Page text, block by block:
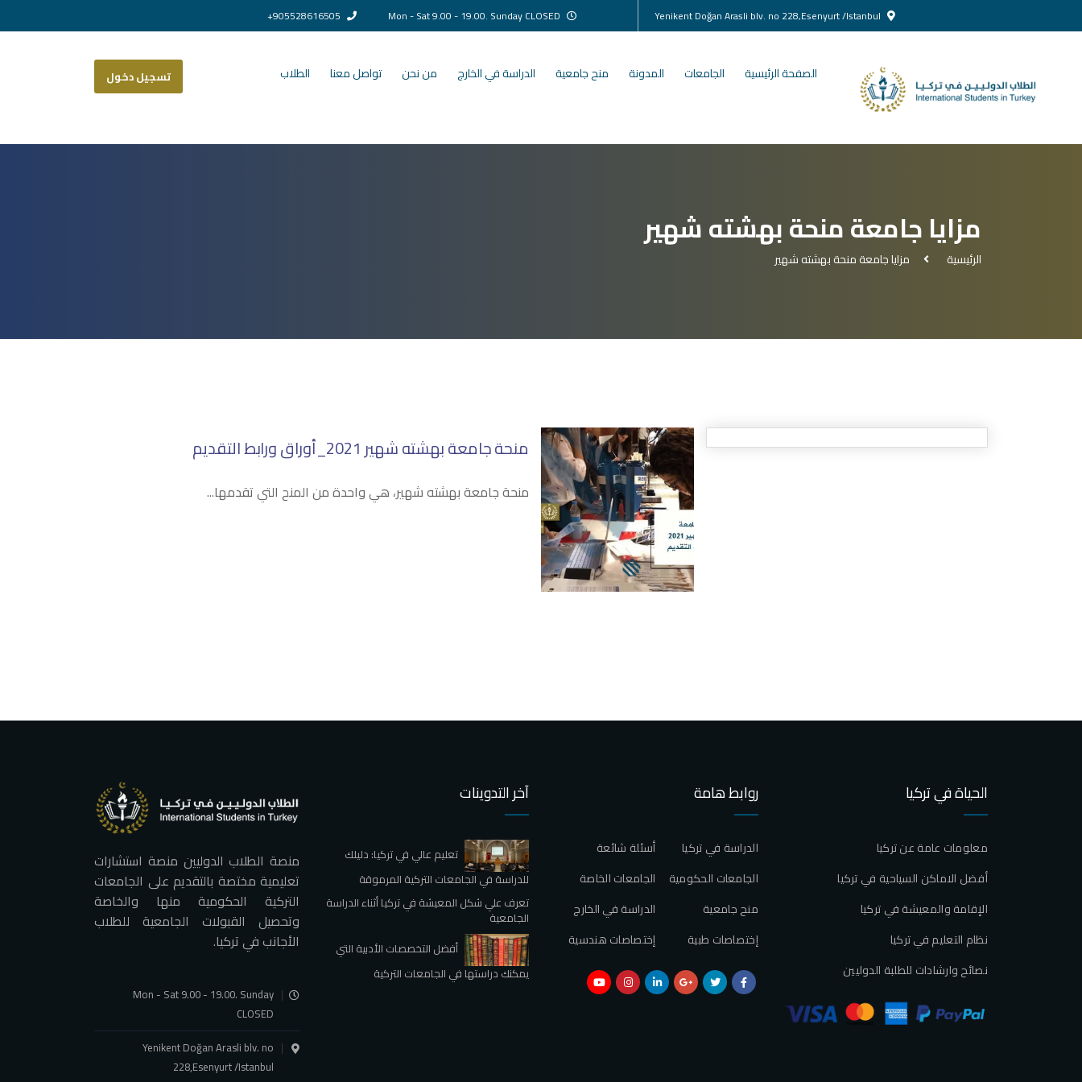
الصفحة الرئيسية الجامعات المدونة منح جامعية الدراسة في الخارج من نحن تواصل معنا الطلاب تسجيل دخول
مزايا جامعة منحة بهشته شهير
الرئيسية مزايا جامعة منحة بهشته شهير
منحة جامعة بهشته شهير 2021_أوراق ورابط التقديم
منحة جامعة بهشته شهير، هي واحدة من المنح التي تقدمها...
الحياة في تركيا
معلومات عامة عن تركيا
أفضل الاماكن السياحية في تركيا
الإقامة والمعيشة في تركيا
نظام التعليم في تركيا
نصائح وارشادات للطلبة الدوليين
روابط هامة
أسئلة شائعة
الدراسة في تركيا
الجامعات الخاصة
الجامعات الحكومية
الدراسة في الخارج
منح جامعية
إختصاصات هندسية
إختصاصات طبية
آخر التدوينات
تعليم عالي في تركيا: دليلك
للدراسة في الجامعات التركية المرموقة
تعرف علي شكل المعيشة في تركيا أثناء الدراسة
الجامعية
أفضل التخصصات الأدبية التي
يمكنك دراستها في الجامعات التركية
منصة الطلاب الدوليين منصة استشارات
تعليمية مختصة بالتقديم على الجامعات
التركية الحكومية منها والخاصة
وتحصيل القبولات الجامعية للطلاب
الأجانب في تركيا.
Mon - Sat 9.00 - 19.00. Sunday
CLOSED
Yenikent Doğan Arasli blv. no
228,Esenyurt /Istanbul